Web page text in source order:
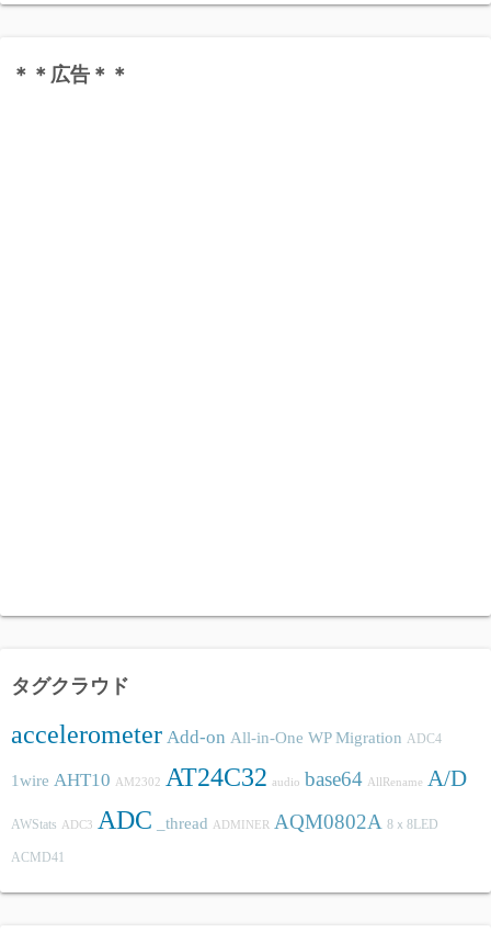
＊＊広告＊＊
タグクラウド
accelerometer Add-on All-in-One WP Migration ADC4
1wire AHT10 AM2302 AT24C32 audio base64 AllRename A/D
AWStats ADC3 ADC _thread ADMINER AQM0802A 8ｘ8LED
ACMD41